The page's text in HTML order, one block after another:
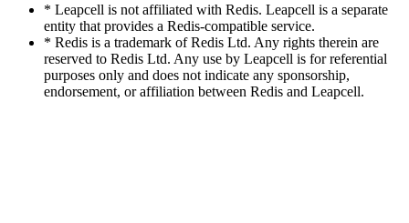
* Leapcell is not affiliated with Redis. Leapcell is a separate
entity that provides a Redis-compatible service.
* Redis is a trademark of Redis Ltd. Any rights therein are
reserved to Redis Ltd. Any use by Leapcell is for referential
purposes only and does not indicate any sponsorship,
endorsement, or affiliation between Redis and Leapcell.